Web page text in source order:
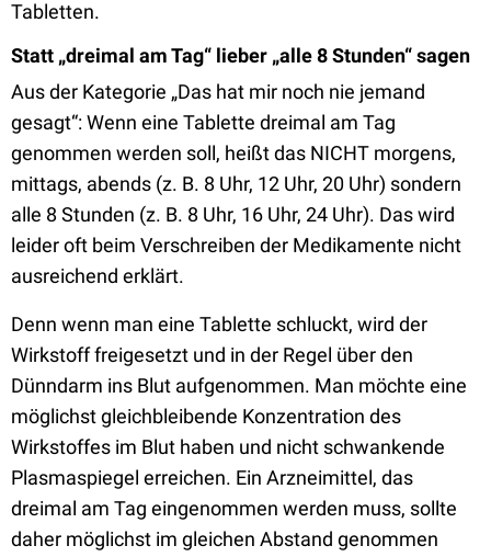
Tabletten.
Statt „dreimal am Tag“ lieber „alle 8 Stunden“ sagen
Aus der Kategorie „Das hat mir noch nie jemand
gesagt“: Wenn eine Tablette dreimal am Tag
genommen werden soll, heißt das NICHT morgens,
mittags, abends (z. B. 8 Uhr, 12 Uhr, 20 Uhr) sondern
alle 8 Stunden (z. B. 8 Uhr, 16 Uhr, 24 Uhr). Das wird
leider oft beim Verschreiben der Medikamente nicht
ausreichend erklärt.
Denn wenn man eine Tablette schluckt, wird der
Wirkstoff freigesetzt und in der Regel über den
Dünndarm ins Blut aufgenommen. Man möchte eine
möglichst gleichbleibende Konzentration des
Wirkstoffes im Blut haben und nicht schwankende
Plasmaspiegel erreichen. Ein Arzneimittel, das
dreimal am Tag eingenommen werden muss, sollte
daher möglichst im gleichen Abstand genommen